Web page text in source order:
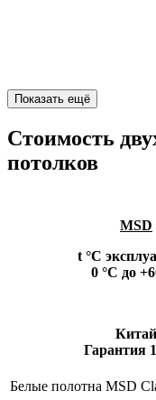
Показать ещё
Стоимость
потолков
MSD
t °С
0 °С до
Китай
Гарантия
Белые полотна MSD